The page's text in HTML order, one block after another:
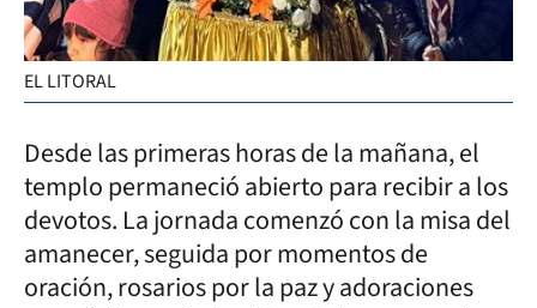
EL LITORAL
Desde las primeras horas de la mañana, el
templo permaneció abierto para recibir a los
devotos. La jornada comenzó con la misa del
amanecer, seguida por momentos de
oración, rosarios por la paz y adoraciones